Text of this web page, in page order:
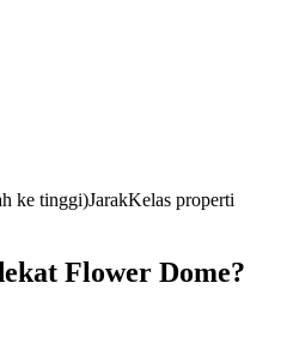
ke tinggi)JarakKelas properti
Flower Dome?